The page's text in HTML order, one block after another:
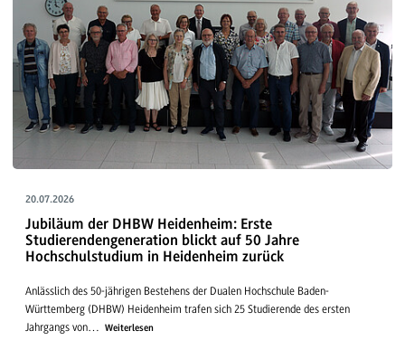
20.07.2026
Jubiläum der DHBW Heidenheim: Erste
Studierendengeneration blickt auf 50 Jahre
Hochschulstudium in Heidenheim zurück
Anlässlich des 50-jährigen Bestehens der Dualen Hochschule Baden-
Württemberg (DHBW) Heidenheim trafen sich 25 Studierende des ersten
Jahrgangs von…
Weiterlesen